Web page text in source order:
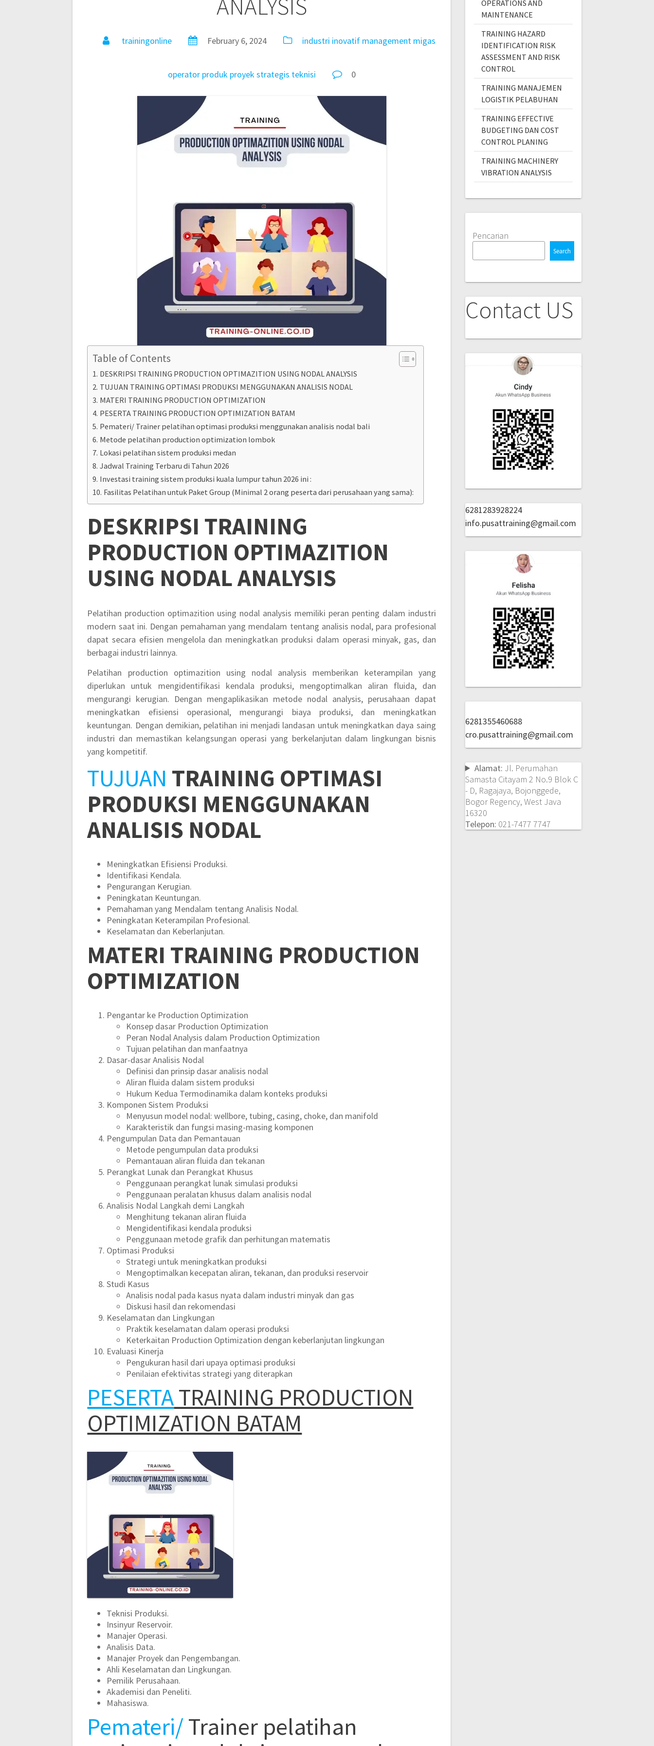
ANALYSIS
trainingonline February 6, 2024 industri inovatif management migas
operator produk proyekstrategis teknisi 0
Table of Contents
DESKRIPSI TRAINING PRODUCTION OPTIMAZITION USING NODAL ANALYSIS
TUJUAN TRAINING OPTIMASI PRODUKSI MENGGUNAKAN ANALISIS NODAL
MATERI TRAINING PRODUCTION OPTIMIZATION
PESERTA TRAINING PRODUCTION OPTIMIZATION BATAM
Pemateri/ Trainer pelatihan optimasi produksi menggunakan analisis nodal bali
Metode pelatihan production optimization lombok
Lokasi pelatihan sistem produksi medan
Jadwal Training Terbaru di Tahun 2026
Investasi training sistem produksi kuala lumpur tahun 2026 ini :
Fasilitas Pelatihan untuk Paket Group (Minimal 2 orang peserta dari perusahaan yang sama):
DESKRIPSI TRAINING
PRODUCTION OPTIMAZITION
USING NODAL ANALYSIS
Pelatihan production optimazition using nodal analysis memiliki peran penting dalam industri
modern saat ini. Dengan pemahaman yang mendalam tentang analisis nodal, para profesional
dapat secara efisien mengelola dan meningkatkan produksi dalam operasi minyak, gas, dan
berbagai industri lainnya.
Pelatihan production optimazition using nodal analysis memberikan keterampilan yang
diperlukan untuk mengidentifikasi kendala produksi, mengoptimalkan aliran fluida, dan
mengurangi kerugian. Dengan mengaplikasikan metode nodal analysis, perusahaan dapat
meningkatkan efisiensi operasional, mengurangi biaya produksi, dan meningkatkan
keuntungan. Dengan demikian, pelatihan ini menjadi landasan untuk meningkatkan daya saing
industri dan memastikan kelangsungan operasi yang berkelanjutan dalam lingkungan bisnis
yang kompetitif.
TUJUAN TRAINING OPTIMASI
PRODUKSI MENGGUNAKAN
ANALISIS NODAL
Meningkatkan Efisiensi Produksi.
Identifikasi Kendala.
Pengurangan Kerugian.
Peningkatan Keuntungan.
Pemahaman yang Mendalam tentang Analisis Nodal.
Peningkatan Keterampilan Profesional.
Keselamatan dan Keberlanjutan.
MATERI TRAINING PRODUCTION
OPTIMIZATION
Pengantar ke Production Optimization
Konsep dasar Production Optimization
Peran Nodal Analysis dalam Production Optimization
Tujuan pelatihan dan manfaatnya
Dasar-dasar Analisis Nodal
Definisi dan prinsip dasar analisis nodal
Aliran fluida dalam sistem produksi
Hukum Kedua Termodinamika dalam konteks produksi
Komponen Sistem Produksi
Menyusun model nodal: wellbore, tubing, casing, choke, dan manifold
Karakteristik dan fungsi masing-masing komponen
Pengumpulan Data dan Pemantauan
Metode pengumpulan data produksi
Pemantauan aliran fluida dan tekanan
Perangkat Lunak dan Perangkat Khusus
Penggunaan perangkat lunak simulasi produksi
Penggunaan peralatan khusus dalam analisis nodal
Analisis Nodal Langkah demi Langkah
Menghitung tekanan aliran fluida
Mengidentifikasi kendala produksi
Penggunaan metode grafik dan perhitungan matematis
Optimasi Produksi
Strategi untuk meningkatkan produksi
Mengoptimalkan kecepatan aliran, tekanan, dan produksi reservoir
Studi Kasus
Analisis nodal pada kasus nyata dalam industri minyak dan gas
Diskusi hasil dan rekomendasi
Keselamatan dan Lingkungan
Praktik keselamatan dalam operasi produksi
Keterkaitan Production Optimization dengan keberlanjutan lingkungan
Evaluasi Kinerja
Pengukuran hasil dari upaya optimasi produksi
Penilaian efektivitas strategi yang diterapkan
PESERTATRAINING PRODUCTION
OPTIMIZATION BATAM
Teknisi Produksi.
Insinyur Reservoir.
Manajer Operasi.
Analisis Data.
Manajer Proyek dan Pengembangan.
Ahli Keselamatan dan Lingkungan.
Pemilik Perusahaan.
Akademisi dan Peneliti.
Mahasiswa.
Pemateri/Trainer pelatihan
OPERATIONS AND
MAINTENANCE
TRAINING HAZARD
IDENTIFICATION RISK
ASSESSMENT AND RISK
CONTROL
TRAINING MANAJEMEN
LOGISTIK PELABUHAN
TRAINING EFFECTIVE
BUDGETING DAN COST
CONTROL PLANING
TRAINING MACHINERY
VIBRATION ANALYSIS
Pencarian
Search
Contact US
6281283928224
info.pusattraining@gmail.com
6281355460688
cro.pusattraining@gmail.com
Alamat: Jl. Perumahan
Samasta Citayam 2 No.9 Blok C
- D, Ragajaya, Bojonggede,
Bogor Regency, West Java
16320
Telepon: 021-7477 7747